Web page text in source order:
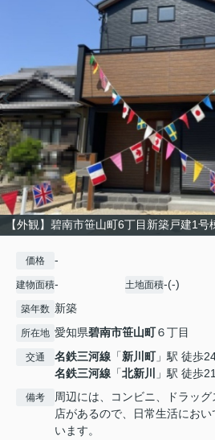
【外観】碧南市笹山町6丁目新築戸建1
価格 -
建物面積- 土地面積-(-)
築年数 新築
所在地 愛知県碧南市笹山町６丁目
交通 名鉄三河線 「新川町」駅 徒歩
名鉄三河線 「北新川 」駅 徒歩
備考
周辺には、コンビニ、ドラッ
店があるので、日常生活にお
います。